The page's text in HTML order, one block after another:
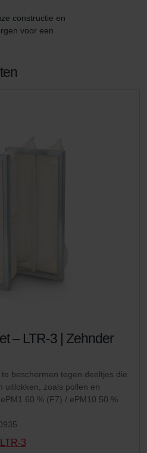
constructie en
voor een
– LTR-3 | Zehnder
beschermen tegen deeltjes die
uitlokken, zoals pollen en
60 % (F7) / ePM10 50 %
LTR-3